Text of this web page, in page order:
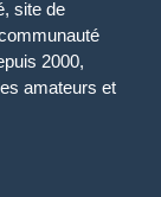
site de
2000,
amateurs et